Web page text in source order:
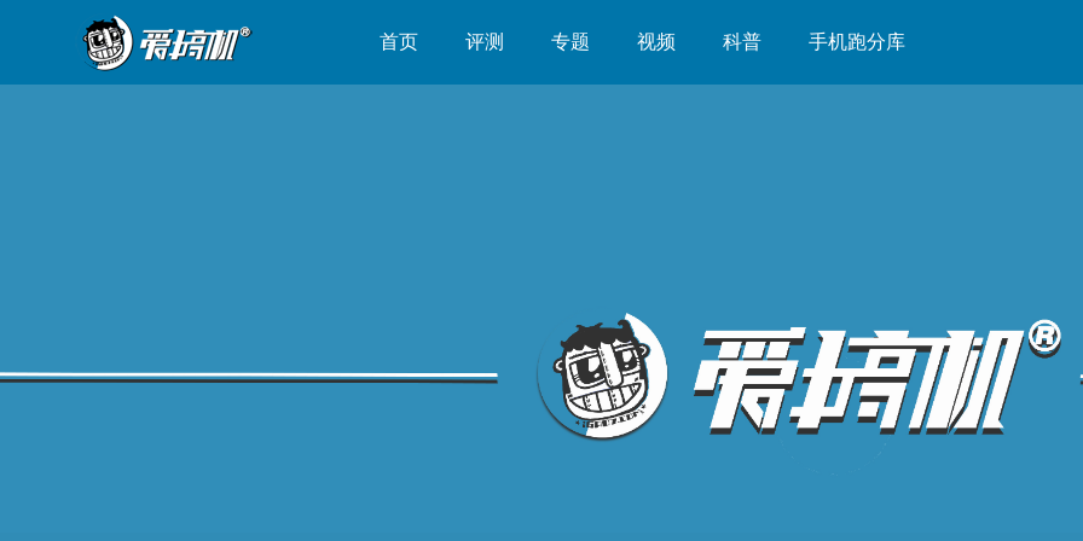
首页 评测 专题 视频 科普 手机跑分库